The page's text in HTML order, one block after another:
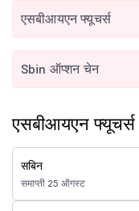
एसबीआयएन फ्यूचर्स
Sbin ऑप्शन चेन
एसबीआयएन फ्यूचर्स
सबिन
समाप्ती 25 ऑगस्ट